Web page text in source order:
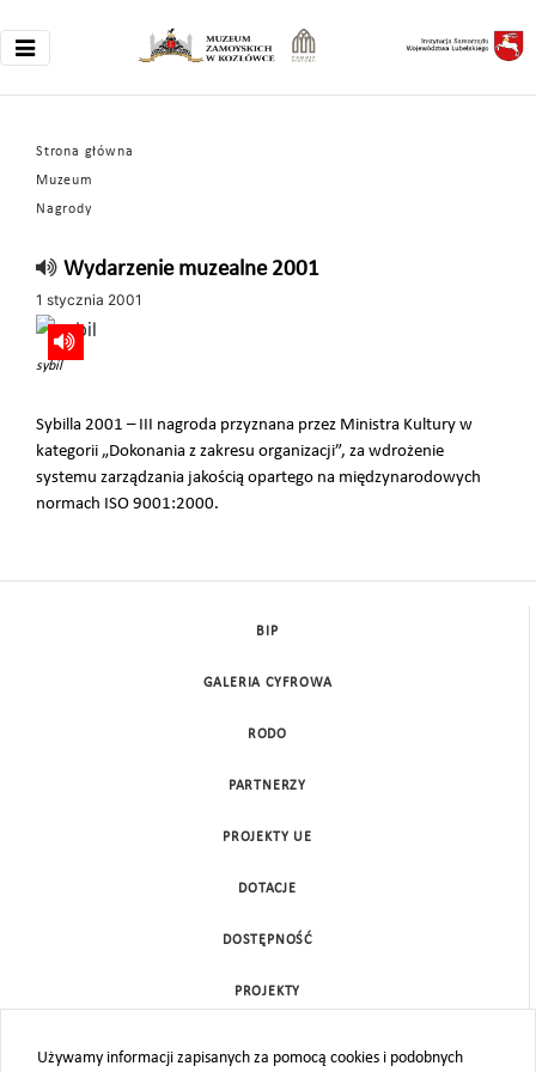
Strona główna
Muzeum
Nagrody
Wydarzenie muzealne 2001
1 stycznia 2001
sybil
Sybilla 2001 – III nagroda przyznana przez Ministra Kultury w
kategorii „Dokonania z zakresu organizacji”, za wdrożenie
systemu zarządzania jakością opartego na międzynarodowych
normach ISO 9001:2000.
Używamy informacji zapisanych za pomocą cookies i podobnych
BIP
GALERIA CYFROWA
RODO
PARTNERZY
PROJEKTY UE
DOTACJE
DOSTĘPNOŚĆ
PROJEKTY